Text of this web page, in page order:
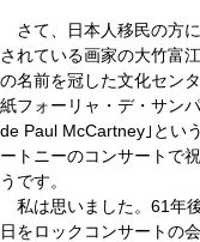
さて、日本人移民の方
されている画家の大竹富
の名前を冠した文化セン
紙フォーリャ・デ・サン
de Paul McCartney ｣とい
ートニーのコンサートで
うです。
私は思いました。 61年
日をロックコンサートの